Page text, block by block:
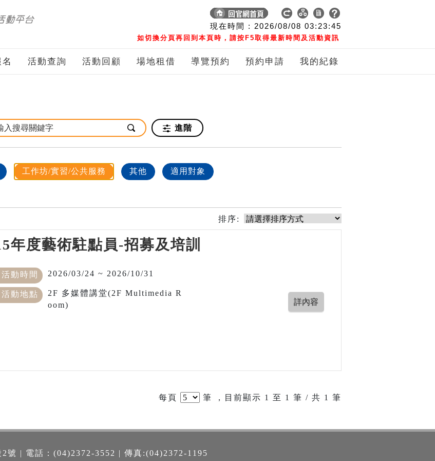
現在時間 : 2026/08/08 03:23:45
如切換分頁再回到本頁時，請按F5取得最新時間及活動資訊
活動查詢 活動回顧 場地租借 導覽預約 預約申請 我的紀錄
進階
工作坊/實習/公共服務 其他 適用對象
排序:
年度藝術駐點員-招募及培訓
活動時間 2026/03/24 ~ 2026/10/31
活動地點
2F 多媒體講堂(2F Multimedia R
oom)
每頁 筆 ，目前顯示 1 至 1 筆 / 共 1 筆
號 | 電話：(04)2372-3552 | 傳真:(04)2372-1195